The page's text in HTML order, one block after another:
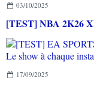
03/10/2025
17/09/2025